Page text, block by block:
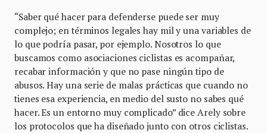
“Saber qué hacer para defenderse puede ser muy
complejo; en términos legales hay mil y una variables de
lo que podría pasar, por ejemplo. Nosotros lo que
buscamos como asociaciones ciclistas es acompañar,
recabar información y que no pase ningún tipo de
abusos. Hay una serie de malas prácticas que cuando no
tienes esa experiencia, en medio del susto no sabes qué
hacer. Es un entorno muy complicado” dice Arely sobre
los protocolos que ha diseñado junto con otros ciclistas.